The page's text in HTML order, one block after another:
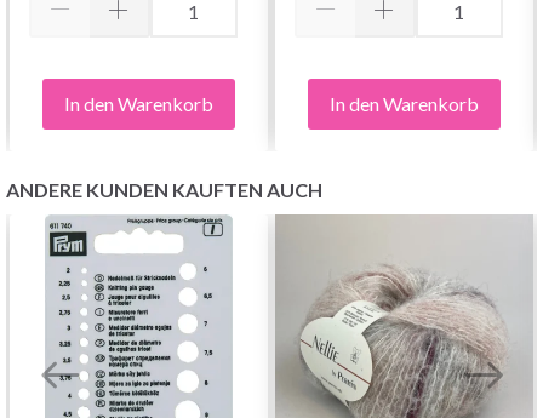
In den Warenkorb In den Warenkorb
ANDERE KUNDEN KAUFTEN AUCH